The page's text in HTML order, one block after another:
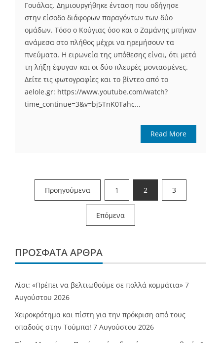
Γουάλας. Δημιουργήθηκε ένταση που οδήγησε
στην είσοδο διάφορων παραγόντων των δύο
ομάδων. Τόσο ο Κούγιας όσο και ο Ζαμάνης μπήκαν
ανάμεσα στο πλήθος μέχρι να ηρεμήσουν τα
πνεύματα. Η ειρωνεία της υπόθεσης είναι, ότι μετά
τη λήξη έφυγαν και οι δύο πλευρές μονιασμένες.
Δείτε τις φωτογραφίες και το βίντεο από το
aelole.gr: https://www.youtube.com/watch?
time_continue=3&v=bj5TnK0Tahc...
Read More
Σελιδοποίηση
άρθρων
Προηγούμενα 1 2 3
Επόμενα
ΠΡΌΣΦΑΤΑ ΆΡΘΡΑ
Λίσι: «Πρέπει να βελτιωθούμε σε πολλά κομμάτια» 7
Αυγούστου 2026
Χειροκρότημα και πίστη για την πρόκριση από τους
οπαδούς στην Τούμπα! 7 Αυγούστου 2026